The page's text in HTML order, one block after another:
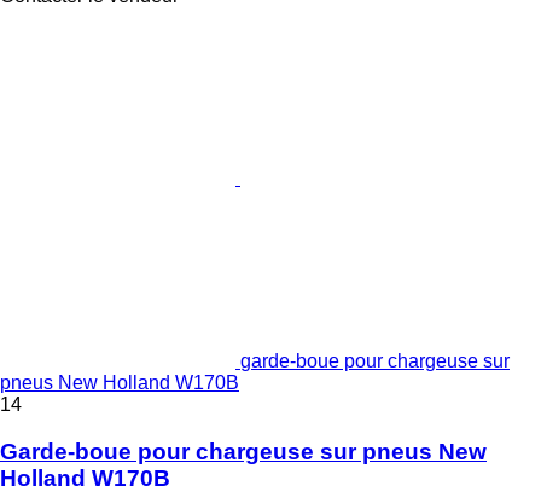
garde-boue pour chargeuse sur
pneus New Holland W170B
14
Garde-boue pour chargeuse sur pneus New
Holland W170B